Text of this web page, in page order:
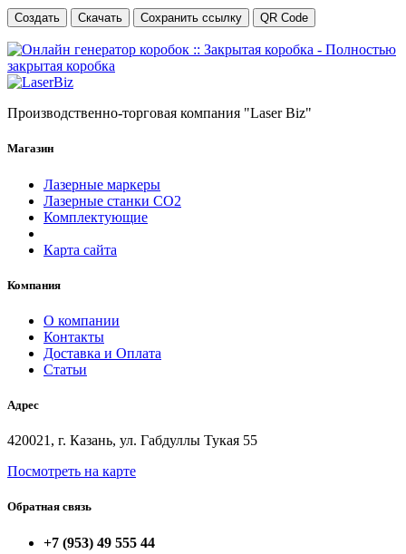
Создать Скачать Сохранить ссылку QR Code
Производственно-торговая компания "Laser Biz"
Магазин
Лазерные маркеры
Лазерные станки СО2
Комплектующие
Карта сайта
Компания
О компании
Контакты
Доставка и Оплата
Статьи
Адрес
420021, г. Казань, ул. Габдуллы Тукая 55
Посмотреть на карте
Обратная связь
+7 (953) 49 555 44